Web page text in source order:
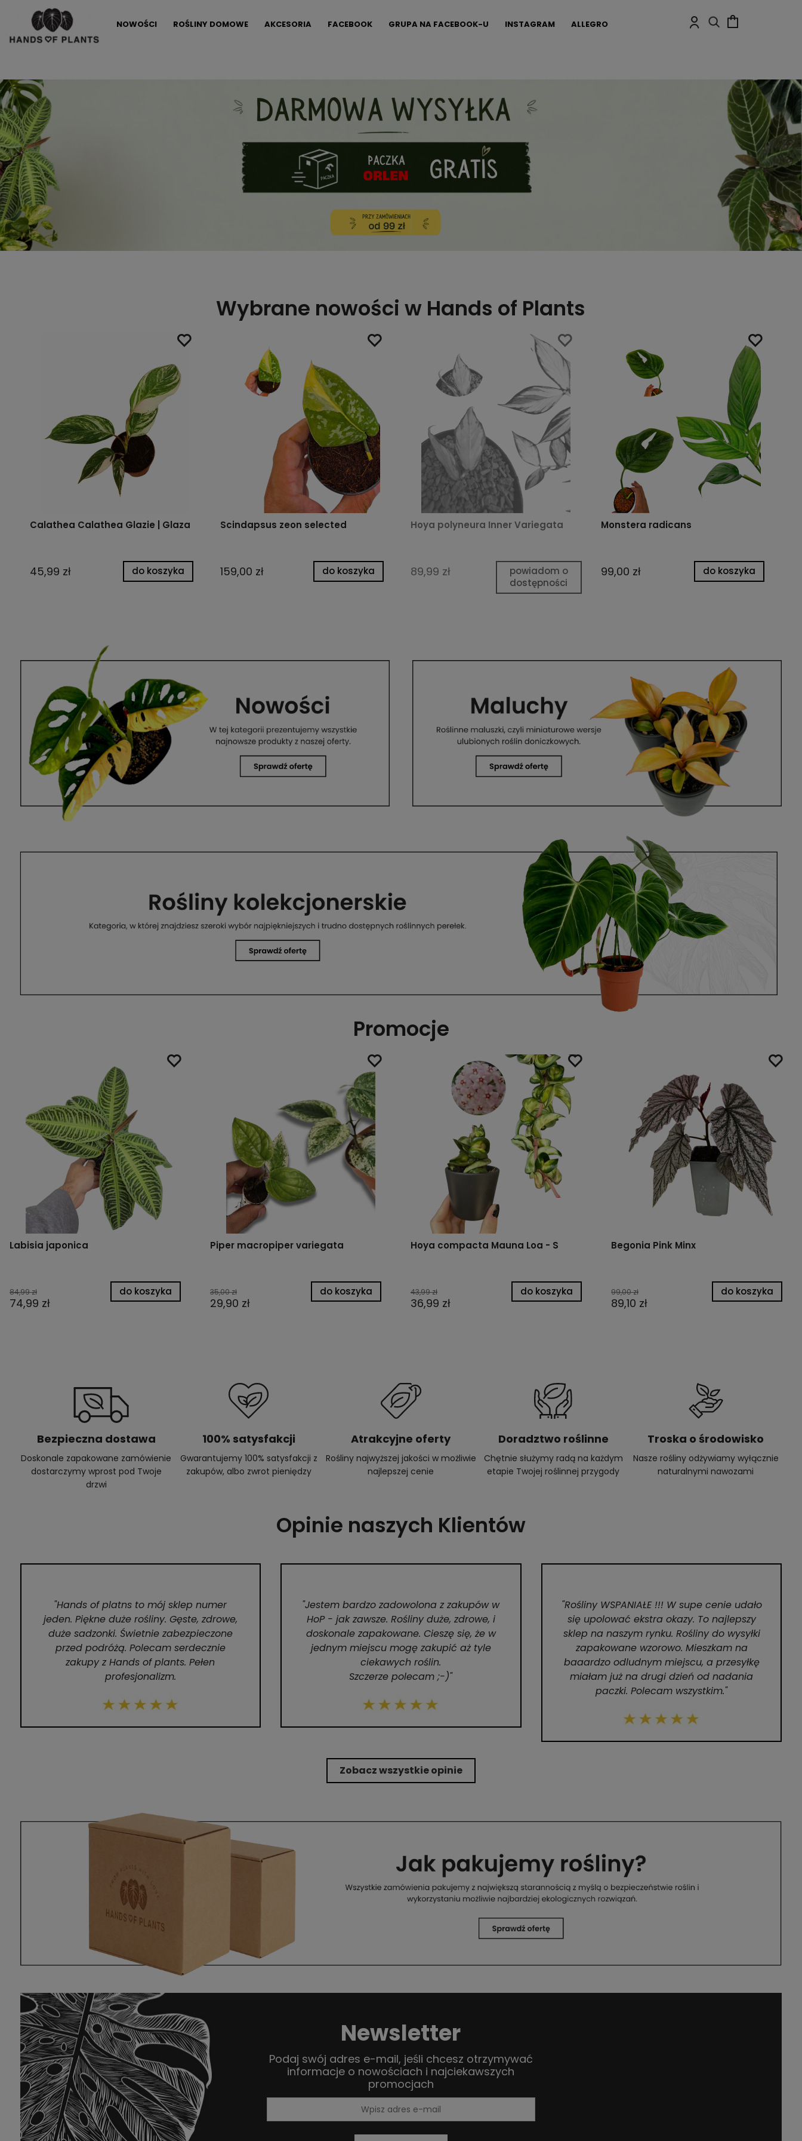
NOWOŚCI ROŚLINY DOMOWE AKCESORIA FACEBOOK GRUPA NA FACEBOOK-U INSTAGRAM ALLEGRO
Wybrane nowości w Hands of Plants
Calathea Calathea Glazie | Glaza
45,99 zł do koszyka
Scindapsus zeon selected
159,00 zł do koszyka
Hoya polyneura Inner Variegata
89,99 zł
powiadom o
dostępności
Monstera radicans
99,00 zł do koszyka
Promocje
Labisia japonica
84,99 zł
74,99 zł
do koszyka
Piper macropiper variegata
35,00 zł
29,90 zł
do koszyka
Hoya compacta Mauna Loa - S
43,99 zł
36,99 zł
do koszyka
Begonia Pink Minx
99,00 zł
89,10 zł
do koszyka
Bezpieczna dostawa
Doskonale zapakowane zamówienie
dostarczymy wprost pod Twoje
drzwi
100% satysfakcji
Gwarantujemy 100% satysfakcji z
zakupów, albo zwrot pieniędzy
Atrakcyjne oferty
Rośliny najwyższej jakości w możliwie
najlepszej cenie
Doradztwo roślinne
Chętnie służymy radą na każdym
etapie Twojej roślinnej przygody
Troska o środowisko
Nasze rośliny odżywiamy wyłącznie
naturalnymi nawozami
Opinie naszych Klientów
"Hands of platns to mój sklep numer
jeden. Piękne duże rośliny. Gęste, zdrowe,
duże sadzonki. Świetnie zabezpieczone
przed podróżą. Polecam serdecznie
zakupy z Hands of plants. Pełen
profesjonalizm.
"Jestem bardzo zadowolona z zakupów w
HoP - jak zawsze. Rośliny duże, zdrowe, i
doskonale zapakowane. Cieszę się, że w
jednym miejscu mogę zakupić aż tyle
ciekawych roślin.
Szczerze polecam ;-)"
"Rośliny WSPANIAŁE !!! W supe cenie udało
się upolować ekstra okazy. To najlepszy
sklep na naszym rynku. Rośliny do wysyłki
zapakowane wzorowo. Mieszkam na
baaardzo odludnym miejscu, a przesyłkę
miałam już na drugi dzień od nadania
paczki. Polecam wszystkim."
Zobacz wszystkie opinie
Newsletter
Podaj swój adres e-mail, jeśli chcesz otrzymywać
informacje o nowościach i najciekawszych
promocjach